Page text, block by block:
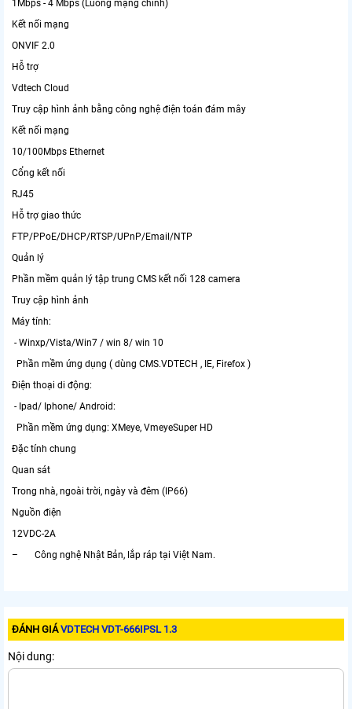
1Mbps - 4 Mbps (Luồng mạng chính)
Kết nối mạng
ONVIF 2.0
Hỗ trợ
Vdtech Cloud
Truy cập hình ảnh bằng công nghệ điện toán đám mây
Kết nối mạng
10/100Mbps Ethernet
Cổng kết nối
RJ45
Hỗ trợ giao thức
FTP/PPoE/DHCP/RTSP/UPnP/Email/NTP
Quản lý
Phần mềm quản lý tập trung CMS kết nối 128 camera
Truy cập hình ảnh
Máy tính:
- Winxp/Vista/Win7 / win 8/ win 10
Phần mềm ứng dụng ( dùng CMS.VDTECH , IE, Firefox )
Điện thoại di động:
- Ipad/ Iphone/ Android:
Phần mềm ứng dụng: XMeye, VmeyeSuper HD
Đặc tính chung
Quan sát
Trong nhà, ngoài trời, ngày và đêm (IP66)
Nguồn điện
12VDC-2A
– Công nghệ Nhật Bản, lắp ráp tại Việt Nam.
ĐÁNH GIÁVDTECH VDT-666IPSL 1.3
Nội dung: